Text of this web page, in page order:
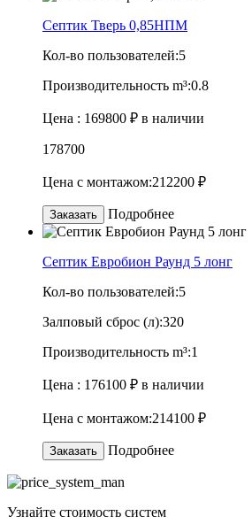
Септик Тверь 0,85НПМ
Кол-во пользователей:5
Производительность m³:0.8
Цена : 169800 ₽ в наличии
178700
Цена с монтажом:212200 ₽
Заказать Подробнее
Септик Евробион Раунд 5 лонг
Кол-во пользователей:5
Залповый сброс (л):320
Производительность m³:1
Цена : 176100 ₽ в наличии
Цена с монтажом:214100 ₽
Заказать Подробнее
Узнайте стоимость систем